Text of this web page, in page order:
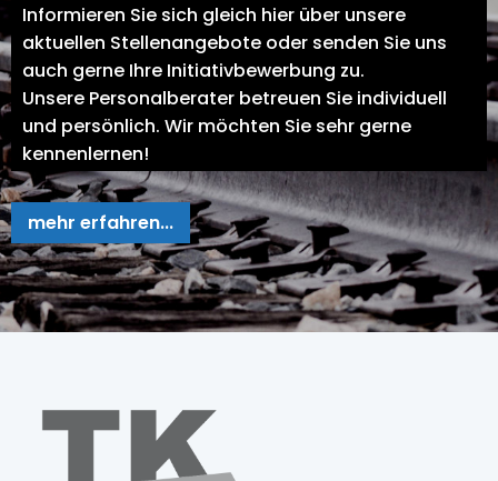
Informieren Sie sich gleich hier über unsere
aktuellen Stellenangebote oder senden Sie uns
auch gerne Ihre Initiativbewerbung zu.
Unsere Personalberater betreuen Sie individuell
und persönlich. Wir möchten Sie sehr gerne
kennenlernen!
mehr erfahren...